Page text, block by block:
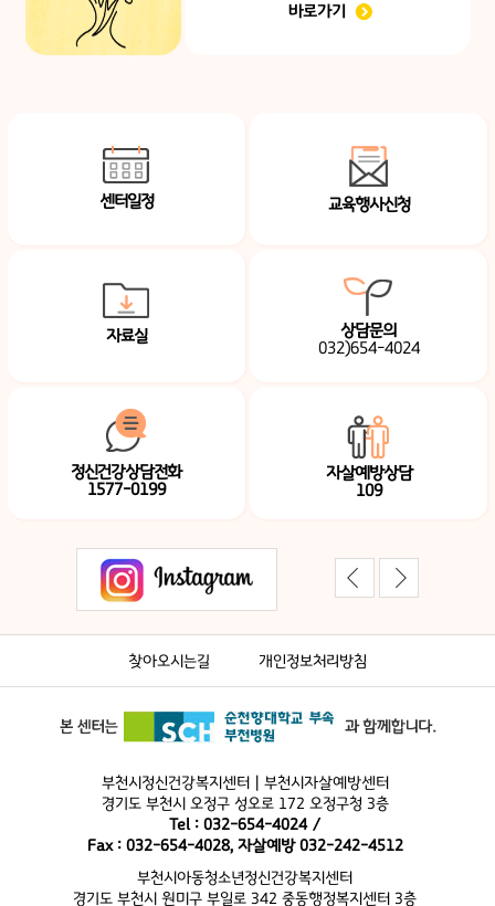
바로가기
센터일정 교육행사신청
자료실
상담문의
032)654-4024
정신건강상담전화
1577-0199
자살예방상담
109
찾아오시는길 개인정보처리방침
부천시정신건강복지센터 | 부천시자살예방센터
경기도 부천시 오정구 성오로 172 오정구청 3층
Tel : 032-654-4024 /
Fax : 032-654-4028, 자살예방 032-242-4512
부천시아동청소년정신건강복지센터
경기도 부천시 원미구 부일로 342 중동행정복지센터 3층